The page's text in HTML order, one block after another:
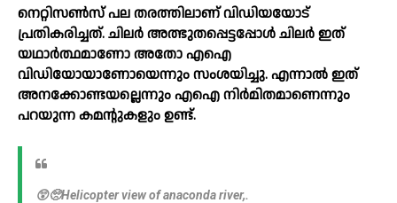
നെറ്റിസണ്‍സ് പല തരത്തിലാണ് വിഡിയയോട്
പ്രതികരിച്ചത്. ചിലര്‍ അത്ഭുതപ്പെട്ടപ്പോള്‍ ചിലര്‍ ഇത്
യഥാര്‍ത്ഥമാണോ അതോ എഐ
വിഡിയോയാണോയെന്നും സംശയിച്ചു. എന്നാല്‍ ഇത്
അനക്കോണ്ടയല്ലെന്നും എഐ നിര്‍മിതമാണെന്നും
പറയുന്ന കമന്റുകളും ഉണ്ട്.
😲🥺Helicopter view of anaconda river,.